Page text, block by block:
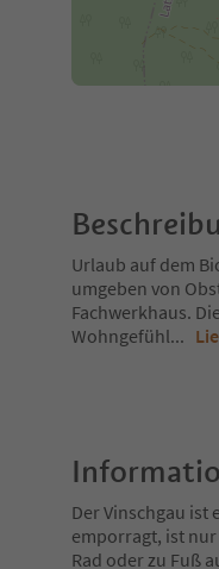
Urlaub auf dem
umgeben von
Fachwerkhaus.
Wohngefühl...
Der Vinschgau ist
emporragt, ist nur
Rad oder zu Fuß